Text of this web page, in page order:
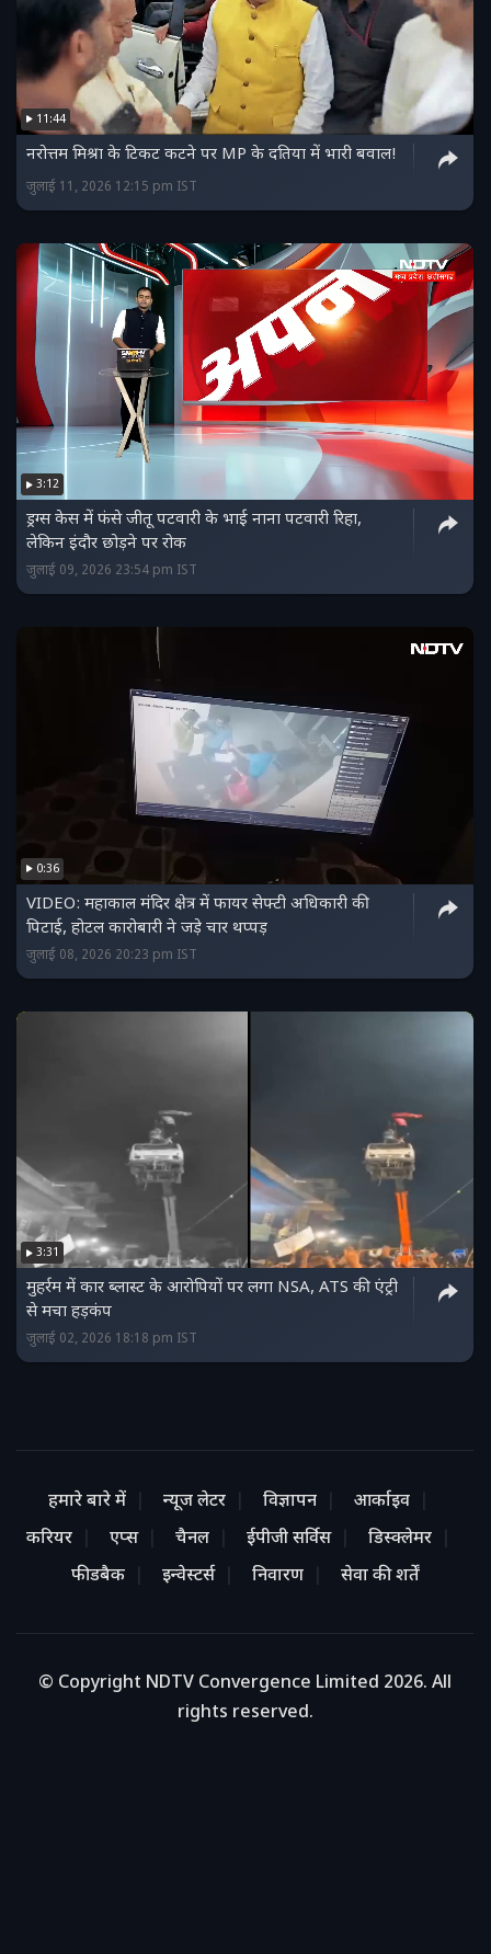
11:44
नरोत्तम मिश्रा के टिकट कटने पर MP के दतिया में भारी बवाल!
जुलाई 11, 2026 12:15 pm IST
3:12
ड्रग्स केस में फंसे जीतू पटवारी के भाई नाना पटवारी रिहा,
लेकिन इंदौर छोड़ने पर रोक
जुलाई 09, 2026 23:54 pm IST
0:36
VIDEO: महाकाल मंदिर क्षेत्र में फायर सेफ्टी अधिकारी की
पिटाई, होटल कारोबारी ने जड़े चार थप्पड़
जुलाई 08, 2026 20:23 pm IST
3:31
मुहर्रम में कार ब्लास्ट के आरोपियों पर लगा NSA, ATS की एंट्री
से मचा हड़कंप
जुलाई 02, 2026 18:18 pm IST
हमारे बारे में न्यूज लेटर विज्ञापन
आर्काइव
करियर
एप्स चैनल ईपीजी सर्विस
डिस्क्लेमर
फीडबैक
इन्वेस्टर्स निवारण सेवा की शर्तें
© Copyright NDTV Convergence Limited 2026. All
rights reserved.